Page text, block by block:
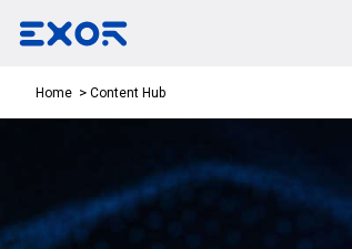
Home Content Hub